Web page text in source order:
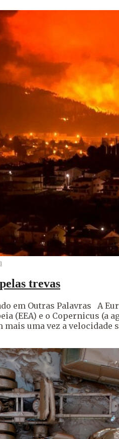
trevas
em Outras Palavras A
(EEA) e o Copernicus (a
uma vez a velocidade